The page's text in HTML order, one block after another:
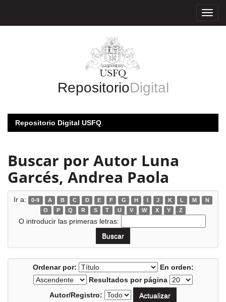
RepositorioDigital
Repositorio Digital USFQ
Buscar por Autor Luna
Garcés, Andrea Paola
Ir a: 0-9 A B C D E F G H I J K L M
N
O
P Q R S T U V W X Y Z
O introducir las primeras letras:
Ordenar por:
En orden:
Resultados por página
Autor/Registro: